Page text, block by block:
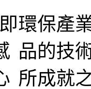
環保產
品的技
所成就